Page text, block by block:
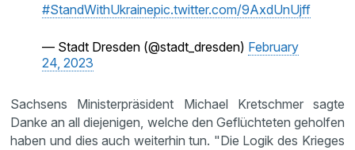
#StandWithUkrainepic.twitter.com/9AxdUnUjff
— Stadt Dresden (@stadt_dresden) February
24, 2023
Sachsens Ministerpräsident Michael Kretschmer sagte
Danke an all diejenigen, welche den Geflüchteten geholfen
haben und dies auch weiterhin tun. "Die Logik des Krieges